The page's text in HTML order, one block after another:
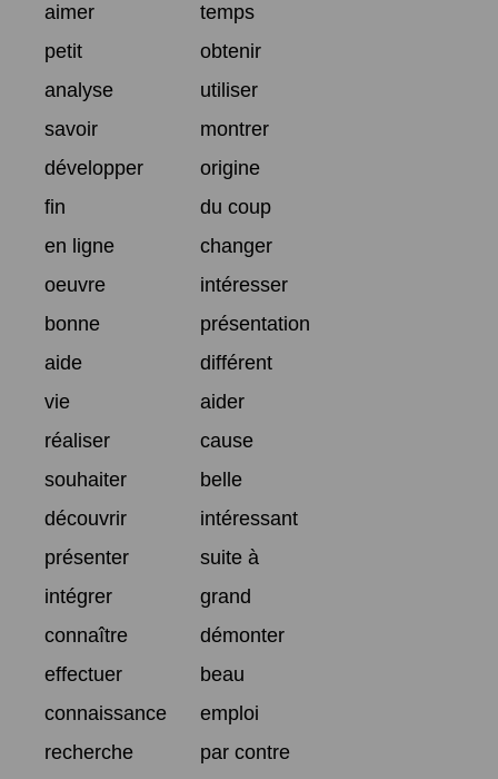
aimer
temps
petit
obtenir
analyse
utiliser
savoir
montrer
développer
origine
fin
du coup
en ligne
changer
oeuvre
intéresser
bonne
présentation
aide
différent
vie
aider
réaliser
cause
souhaiter
belle
découvrir
intéressant
présenter
suite à
intégrer
grand
connaître
démonter
effectuer
beau
connaissance
emploi
recherche
par contre